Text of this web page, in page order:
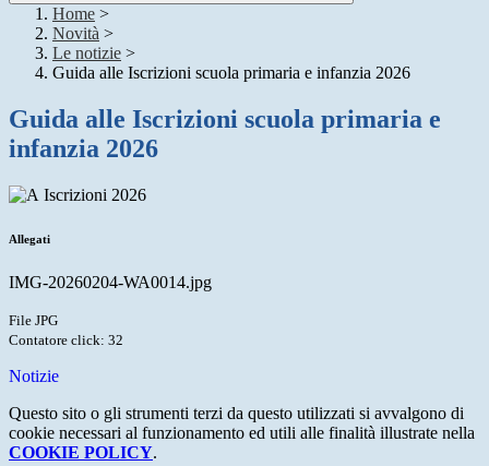
Home >
Novità >
Le notizie >
Guida alle Iscrizioni scuola primaria e infanzia 2026
Guida alle Iscrizioni scuola primaria e
infanzia 2026
Iscrizioni 2026
Allegati
IMG-20260204-WA0014.jpg
File JPG
Contatore click: 32
Notizie
Questo sito o gli strumenti terzi da questo utilizzati si avvalgono di
cookie necessari al funzionamento ed utili alle finalità illustrate nella
COOKIE POLICY.